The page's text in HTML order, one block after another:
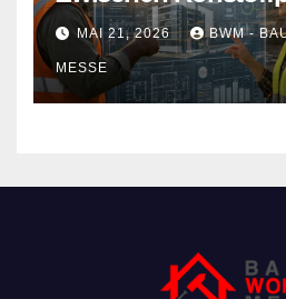
rechtlichen Hürden
behalten
MAI 21, 2026 BWM -
MESSE